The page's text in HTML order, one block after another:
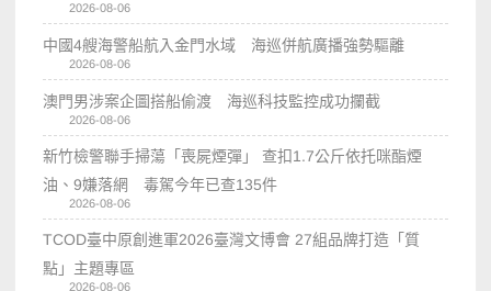
2026-08-06
中國4艘海警船航入金門水域 海巡併航廣播強勢驅離
2026-08-06
澳門男涉案企圖搭船偷渡 海巡科技監控成功攔截
2026-08-06
新竹檢警聯手掃蕩「喪屍煙彈」 查扣1.7公斤依托咪酯煙
油、9嫌落網 毒駕今年已查135件
2026-08-06
TCOD臺中原創進軍2026臺灣文博會 27組品牌打造「質
點」主題專區
2026-08-06